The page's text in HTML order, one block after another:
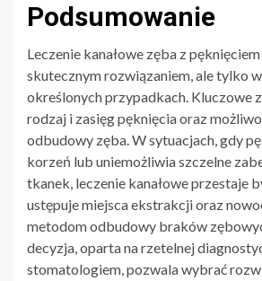
Podsumowanie
Leczenie kanałowe zęba z
skutecznym rozwiązaniem, ale tylko
określonych przypadkach. Kluczowe
rodzaj i zasięg pęknięcia oraz
odbudowy zęba. W sytuacjach, gdy
korzeń lub uniemożliwia szczelne
tkanek, leczenie kanałowe przestaje
ustępuje miejsca ekstrakcji oraz
metodom odbudowy braków
decyzja, oparta na rzetelnej
stomatologiem, pozwala wybrać